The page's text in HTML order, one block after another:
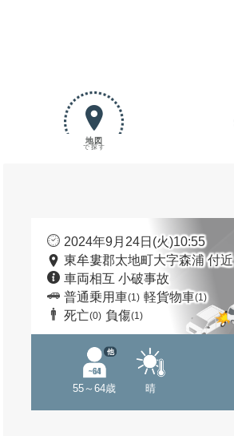
地図
で探す
2024年9月24日(火)10:55
東牟婁郡太地町大字森浦 付近
車両相互 小破事故
普通乗用車(1) 軽貨物車(1)
死亡(0) 負傷(1)
55～64歳
他
晴